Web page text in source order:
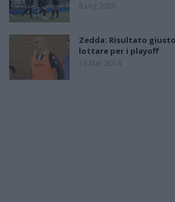
8 Lug 2026
Zedda: Risultato
lottare per i playoff
16 Mar 2014